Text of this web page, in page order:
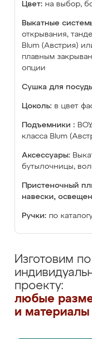
Цвет: на выбор,
Выкатные
открывания,
Blum (Австрия)
плавным
опции
Сушка для
Цоколь: в цвет
Подъемники :
класса Blum
Аксессуары:
бутылочницы,
Пристеночный
навески,
Ручки: по
Изготовим по
проекту:
любые
и материалы